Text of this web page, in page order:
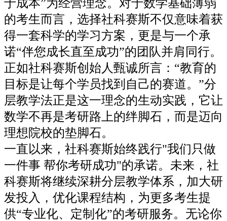
于成本”为经营理念。对于数学基础薄弱
的考生而言，选择社科赛斯不仅意味着获
得一套科学的学习方案，更是与一个承
诺“伴您成长直至成功”的团队并肩同行。
正如社科赛斯创始人甄诚所言：“教育的
目标是让每个学员找到自己的赛道。”分
层教学法正是这一理念的生动实践，它让
数学不再是考研路上的绊脚石，而是迈向
理想院校的垫脚石。
一直以来，社科赛斯始终践行"我们只做
一件事 帮你考研成功"的承诺。未来，社
科赛斯将继续深耕分层教学体系，加大研
发投入，优化课程结构，为更多考生提
供“专业化、定制化”的考研服务。无论你